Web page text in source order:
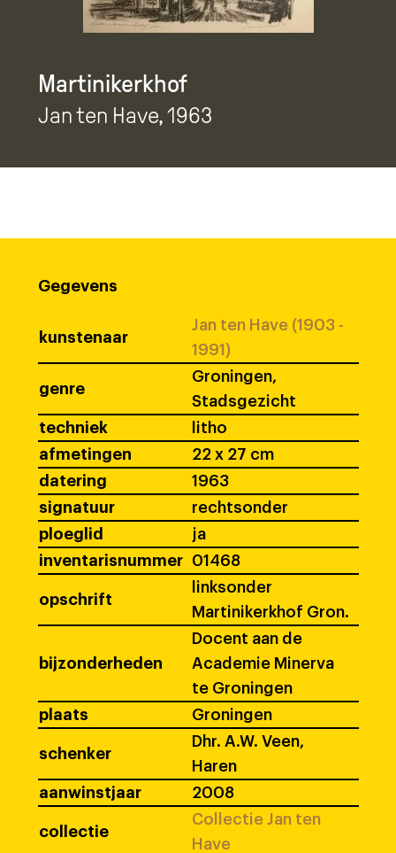
Martinikerkhof
Jan ten Have, 1963
Gegevens
kunstenaar
Jan ten Have (1903 -
1991)
genre
Groningen,
Stadsgezicht
techniek
litho
afmetingen
22 x 27 cm
datering
1963
signatuur
rechtsonder
ploeglid
ja
inventarisnummer
01468
opschrift
linksonder
Martinikerkhof Gron.
bijzonderheden
Docent aan de
Academie Minerva
te Groningen
plaats
Groningen
schenker
Dhr. A.W. Veen,
Haren
aanwinstjaar
2008
collectie
Collectie Jan ten
Have